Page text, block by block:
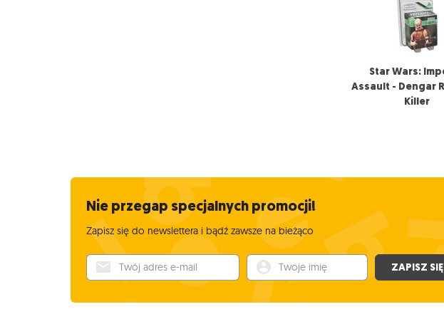
Star Wars:
Assault - Dengar
Killer
Nie przegap specjalnych promocji!
Zapisz się do newslettera i bądź zawsze na bieżąco
Twój adres e-mail Twoje imię ZAPISZ